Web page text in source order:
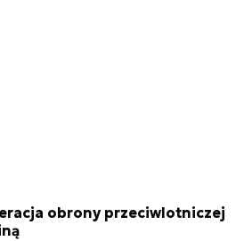
obrony przeciwlotniczej